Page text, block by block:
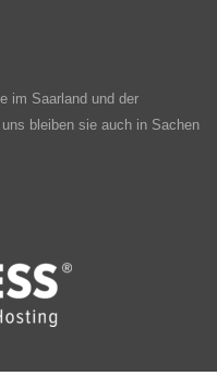
im Saarland und der
bleiben sie auch in Sachen